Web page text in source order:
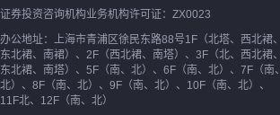
证券投资咨询机构业务机构许可证：ZX0023
办公地址：上海市青浦区徐民东路88号1F（北塔、西北裙、
东北裙、南裙）、2F（西北裙、南塔）、3F（北、西北裙、
东北裙、南塔）、5F（南、北）、6F（南、北）、7F（南、
北）、8F（南、北）、9F（南、北）、10F（南、北）、
11F北、12F（南、北）